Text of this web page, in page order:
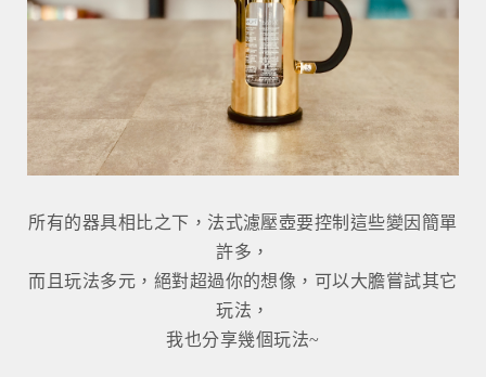
所有的器具相比之下，法式濾壓壺要控制這些變因簡單
許多，
而且玩法多元，絕對超過你的想像，可以大膽嘗試其它
玩法，
我也分享幾個玩法~